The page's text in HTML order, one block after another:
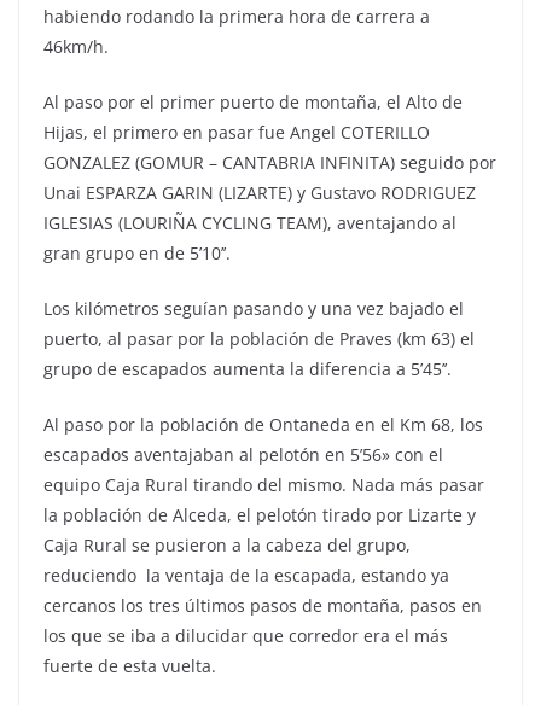
habiendo rodando la primera hora de carrera a
46km/h.
Al paso por el primer puerto de montaña, el Alto de
Hijas, el primero en pasar fue Angel COTERILLO
GONZALEZ (GOMUR – CANTABRIA INFINITA) seguido por
Unai ESPARZA GARIN (LIZARTE) y Gustavo RODRIGUEZ
IGLESIAS (LOURIÑA CYCLING TEAM), aventajando al
gran grupo en de 5’10’’.
Los kilómetros seguían pasando y una vez bajado el
puerto, al pasar por la población de Praves (km 63) el
grupo de escapados aumenta la diferencia a 5’45’’.
Al paso por la población de Ontaneda en el Km 68, los
escapados aventajaban al pelotón en 5’56» con el
equipo Caja Rural tirando del mismo. Nada más pasar
la población de Alceda, el pelotón tirado por Lizarte y
Caja Rural se pusieron a la cabeza del grupo,
reduciendo la ventaja de la escapada, estando ya
cercanos los tres últimos pasos de montaña, pasos en
los que se iba a dilucidar que corredor era el más
fuerte de esta vuelta.